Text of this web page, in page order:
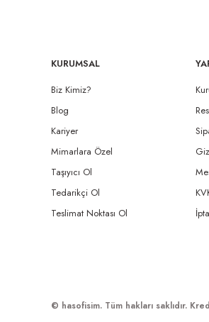
KURUMSAL
Biz Kimiz?
Blog
Kariyer
Mimarlara Özel
Taşıyıcı Ol
Tedarikçi Ol
Teslimat Noktası Ol
© hasofisim. Tüm hakları saklıdır.